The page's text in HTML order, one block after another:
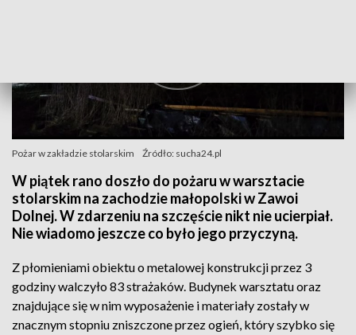
Pożar w zakładzie stolarskim Źródło: sucha24.pl
W piątek rano doszło do pożaru w warsztacie
stolarskim na zachodzie małopolski w Zawoi
Dolnej. W zdarzeniu na szczęście nikt nie ucierpiał.
Nie wiadomo jeszcze co było jego przyczyną.
Z płomieniami obiektu o metalowej konstrukcji przez 3
godziny walczyło 83 strażaków. Budynek warsztatu oraz
znajdujące się w nim wyposażenie i materiały zostały w
znacznym stopniu zniszczone przez ogień, który szybko się